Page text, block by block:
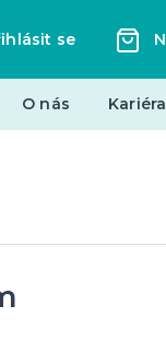
se
O nás Kariéra